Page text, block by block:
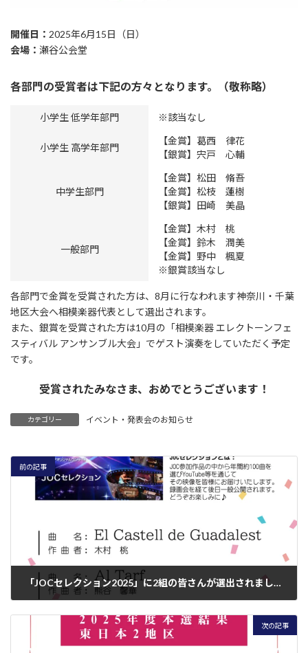
開催日： 2025年6月15日（日）
会場： 瀬谷公会堂
各部門の受賞者は下記の方々となります。（敬称略）
小学生 低学年部門 ※該当なし
小学生 高学年部門
【金賞】 葛西 律花
【銀賞】 宍戸 心輔
中学生部門
【金賞】 松田 脩吾
【金賞】 松枝 蓮樹
【銀賞】 田崎 美晶
一般部門
【金賞】 木村 桃
【金賞】 鈴木 潤美
【金賞】 野中 楓夏
※銀賞該当なし
各部門で金賞を受賞された方は、8月に行なわれます神奈川・千葉
地区大会へ相模楽器代表として選出されます。
また、銀賞を受賞された方は10月の「相模楽器 エレクトーンフェ
スティバル アンサンブル大会」でゲスト演奏をしていただく予定
です。
受賞されたみなさま、おめでとうございます！
カテゴリー イベント・発表会のお知らせ
前の記事
「JOCセレクション2025」に2組の皆さんが選出されました！
次の記事